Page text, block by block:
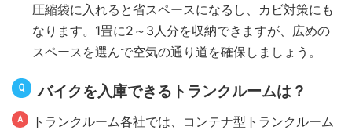
圧縮袋に入れると省スペースになるし、カビ対策にも
なります。1畳に2～3人分を収納できますが、広めの
スペースを選んで空気の通り道を確保しましょう。
バイクを入庫できるトランクルームは？
トランクルーム各社では、コンテナ型トランクルーム